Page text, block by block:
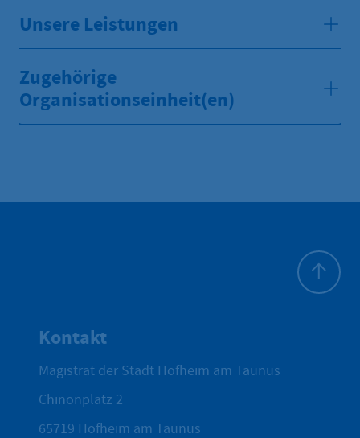
Unsere Leistungen
Zugehörige
Organisationseinheit(en)
Kontakt
Magistrat der Stadt Hofheim am Taunus
Chinonplatz 2
65719 Hofheim am Taunus